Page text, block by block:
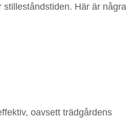
Här är några
oavsett trädgårdens